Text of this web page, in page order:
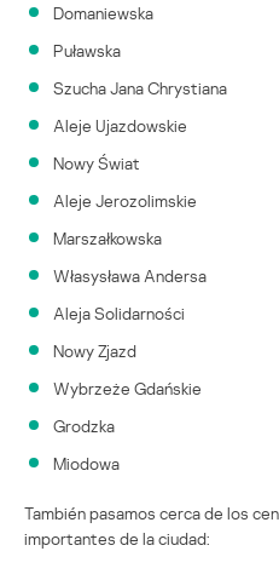
Domaniewska
Puławska
Szucha Jana Chrystiana
Aleje Ujazdowskie
Nowy Świat
Aleje Jerozolimskie
Marszałkowska
Własysława Andersa
Aleja Solidarności
Nowy Zjazd
Wybrzeże Gdańskie
Grodzka
Miodowa
También pasamos cerca de los
importantes de la ciudad: